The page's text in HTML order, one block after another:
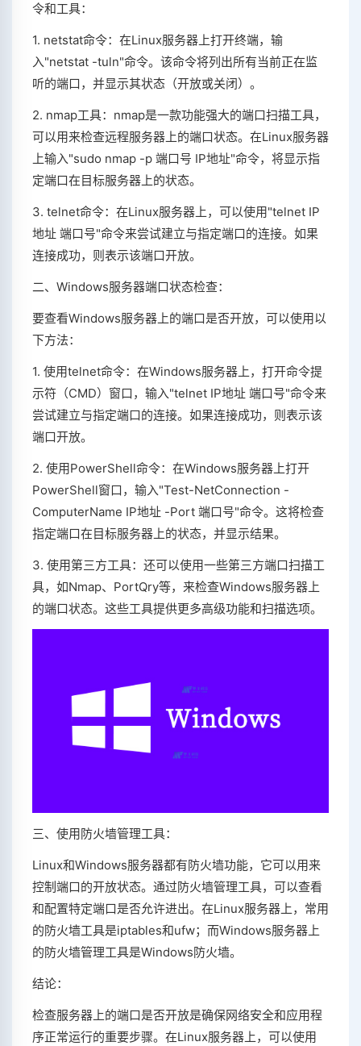
令和工具：
1. netstat命令：在Linux服务器上打开终端，输
入"netstat -tuln"命令。该命令将列出所有当前正在监
听的端口，并显示其状态（开放或关闭）。
2. nmap工具：nmap是一款功能强大的端口扫描工具，
可以用来检查远程服务器上的端口状态。在Linux服务器
上输入"sudo nmap -p 端口号 IP地址"命令，将显示指
定端口在目标服务器上的状态。
3. telnet命令：在Linux服务器上，可以使用"telnet IP
地址 端口号"命令来尝试建立与指定端口的连接。如果
连接成功，则表示该端口开放。
二、Windows服务器端口状态检查：
要查看Windows服务器上的端口是否开放，可以使用以
下方法：
1. 使用telnet命令：在Windows服务器上，打开命令提
示符（CMD）窗口，输入"telnet IP地址 端口号"命令来
尝试建立与指定端口的连接。如果连接成功，则表示该
端口开放。
2. 使用PowerShell命令：在Windows服务器上打开
PowerShell窗口，输入"Test-NetConnection -
ComputerName IP地址 -Port 端口号"命令。这将检查
指定端口在目标服务器上的状态，并显示结果。
3. 使用第三方工具：还可以使用一些第三方端口扫描工
具，如Nmap、PortQry等，来检查Windows服务器上
的端口状态。这些工具提供更多高级功能和扫描选项。
三、使用防火墙管理工具：
Linux和Windows服务器都有防火墙功能，它可以用来
控制端口的开放状态。通过防火墙管理工具，可以查看
和配置特定端口是否允许进出。在Linux服务器上，常用
的防火墙工具是iptables和ufw；而Windows服务器上
的防火墙管理工具是Windows防火墙。
结论：
检查服务器上的端口是否开放是确保网络安全和应用程
序正常运行的重要步骤。在Linux服务器上，可以使用